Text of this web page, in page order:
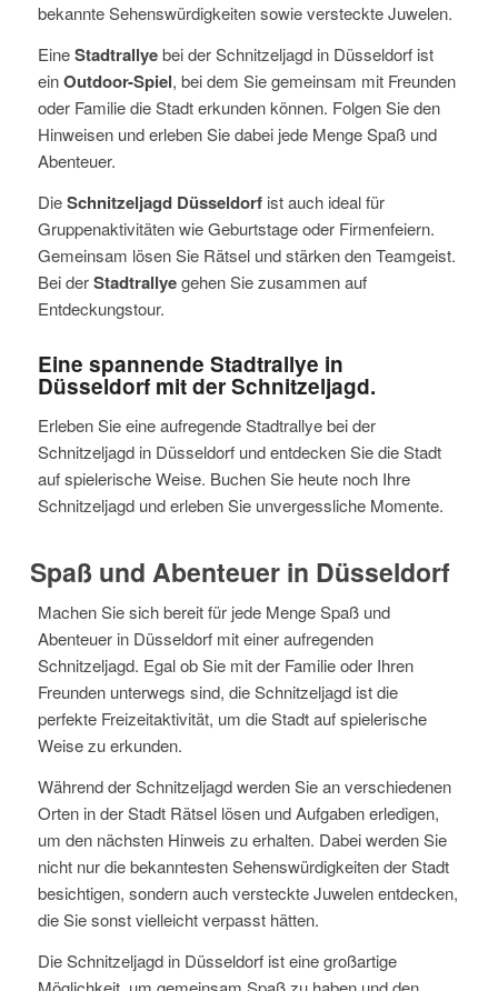
bekannte Sehenswürdigkeiten sowie versteckte Juwelen.
Eine Stadtrallye bei der Schnitzeljagd in Düsseldorf ist
ein Outdoor-Spiel, bei dem Sie gemeinsam mit Freunden
oder Familie die Stadt erkunden können. Folgen Sie den
Hinweisen und erleben Sie dabei jede Menge Spaß und
Abenteuer.
Die Schnitzeljagd Düsseldorf ist auch ideal für
Gruppenaktivitäten wie Geburtstage oder Firmenfeiern.
Gemeinsam lösen Sie Rätsel und stärken den Teamgeist.
Bei der Stadtrallye gehen Sie zusammen auf
Entdeckungstour.
Eine spannende Stadtrallye in
Düsseldorf mit der Schnitzeljagd.
Erleben Sie eine aufregende Stadtrallye bei der
Schnitzeljagd in Düsseldorf und entdecken Sie die Stadt
auf spielerische Weise. Buchen Sie heute noch Ihre
Schnitzeljagd und erleben Sie unvergessliche Momente.
Spaß und Abenteuer in Düsseldorf
Machen Sie sich bereit für jede Menge Spaß und
Abenteuer in Düsseldorf mit einer aufregenden
Schnitzeljagd. Egal ob Sie mit der Familie oder Ihren
Freunden unterwegs sind, die Schnitzeljagd ist die
perfekte Freizeitaktivität, um die Stadt auf spielerische
Weise zu erkunden.
Während der Schnitzeljagd werden Sie an verschiedenen
Orten in der Stadt Rätsel lösen und Aufgaben erledigen,
um den nächsten Hinweis zu erhalten. Dabei werden Sie
nicht nur die bekanntesten Sehenswürdigkeiten der Stadt
besichtigen, sondern auch versteckte Juwelen entdecken,
die Sie sonst vielleicht verpasst hätten.
Die Schnitzeljagd in Düsseldorf ist eine großartige